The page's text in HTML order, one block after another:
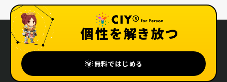
個性を解き放つ
無料ではじめる